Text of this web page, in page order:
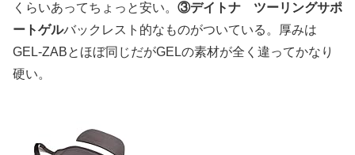
くらいあってちょっと安い。 ③デイトナ ツーリングサポ
ートゲルバックレスト的なものがついている。厚みは
GEL-ZABとほぼ同じだがGELの素材が全く違ってかなり
硬い。